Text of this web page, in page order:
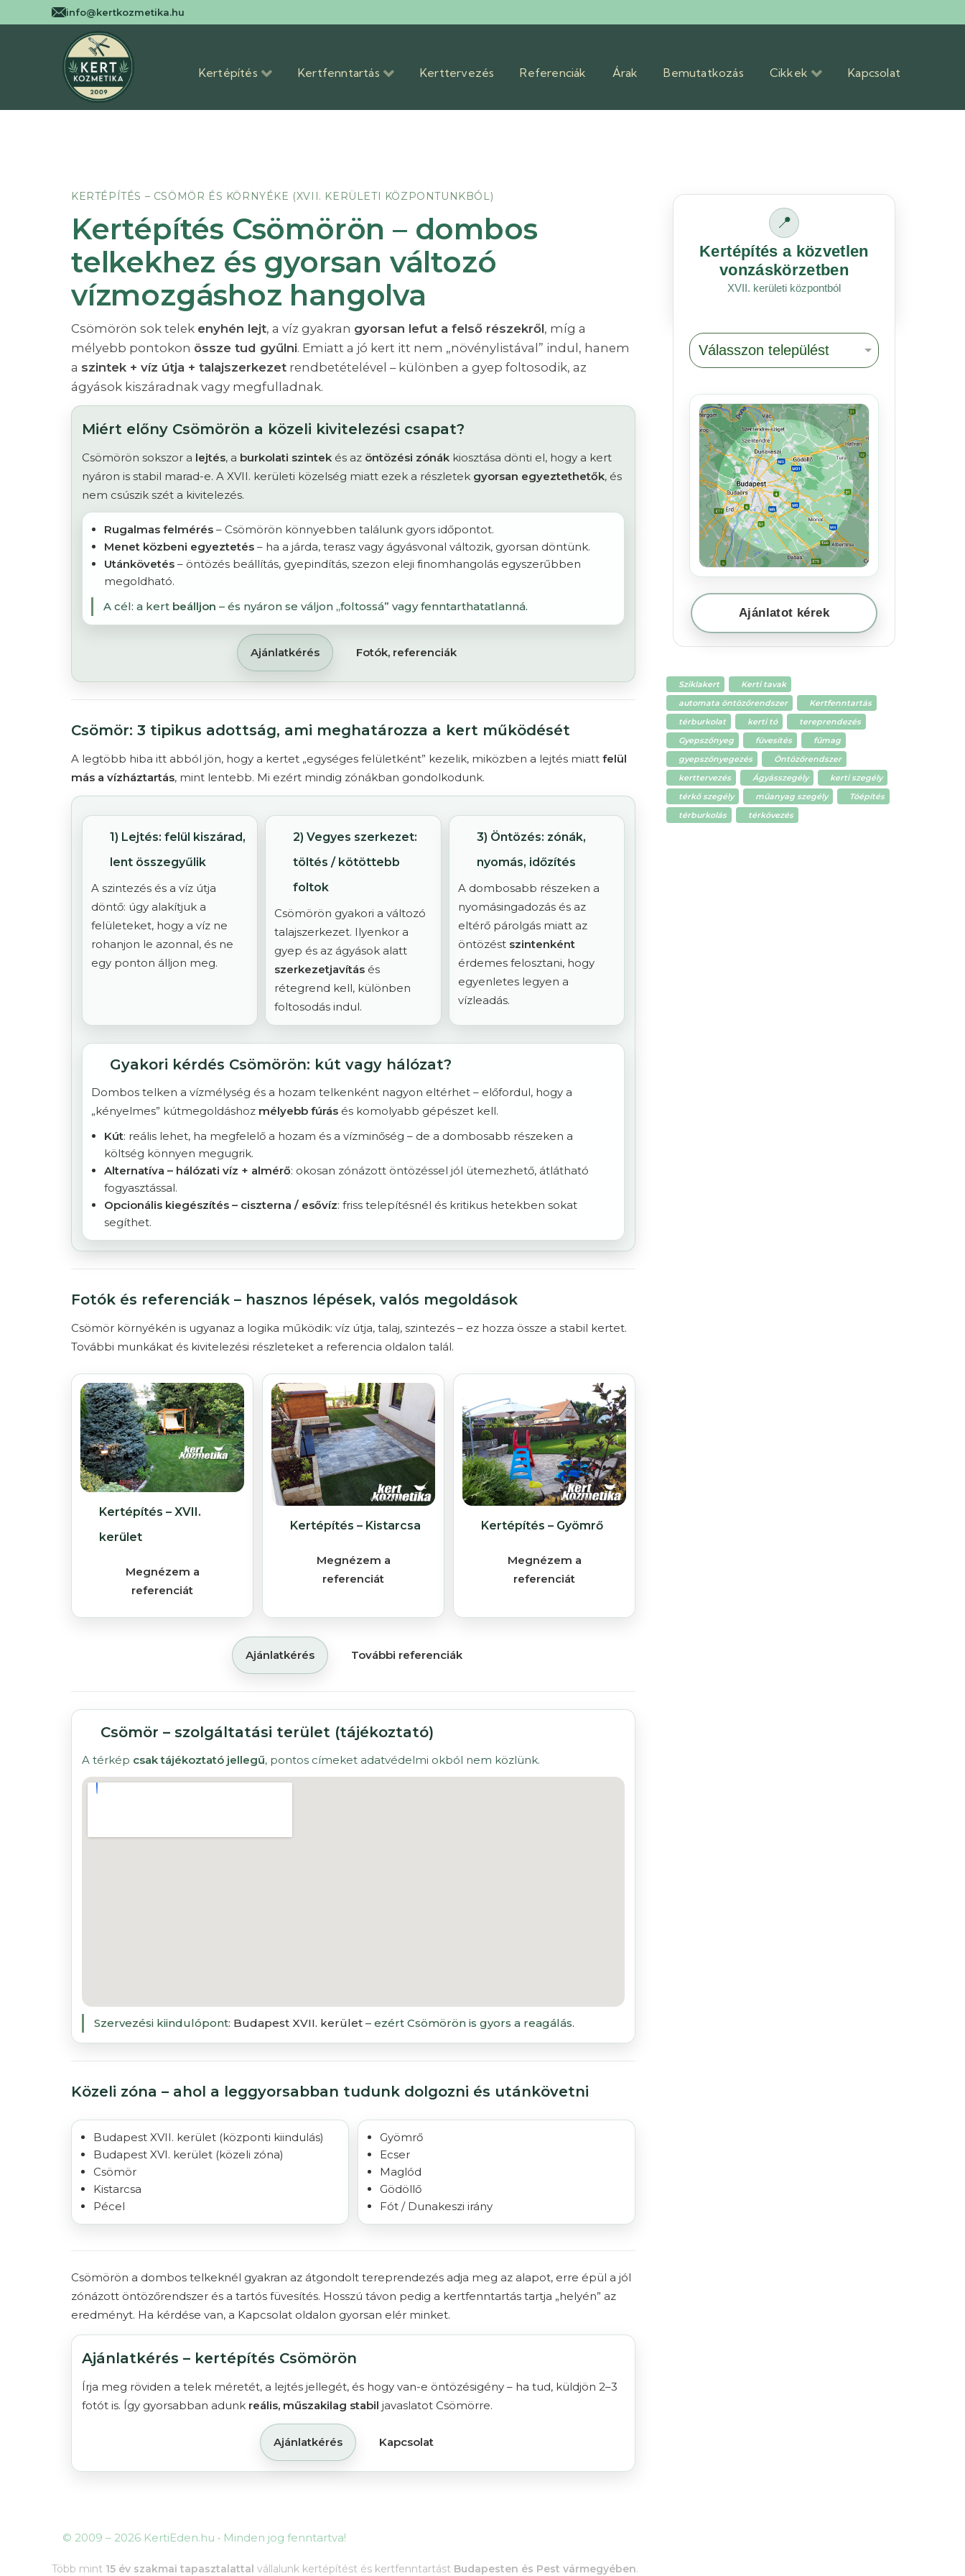
info@kertkozmetika.hu
Kertépítés Kertfenntartás Kerttervezés Referenciák Árak Bemutatkozás Cikkek Kapcsolat
KERTÉPÍTÉS – CSÖMÖR ÉS KÖRNYÉKE (XVII. KERÜLETI KÖZPONTUNKBÓL)
Kertépítés Csömörön – dombos
telkekhez és gyorsan változó
vízmozgáshoz hangolva
Csömörön sok telek enyhén lejt, a víz gyakran gyorsan lefut a felső részekről, míg a
mélyebb pontokon össze tud gyűlni. Emiatt a jó kert itt nem „növénylistával” indul, hanem
a szintek + víz útja + talajszerkezet rendbetételével – különben a gyep foltosodik, az
ágyások kiszáradnak vagy megfulladnak.
Miért előny Csömörön a közeli kivitelezési csapat?
Csömörön sokszor a lejtés, a burkolati szintek és az öntözési zónák kiosztása dönti el, hogy a kert
nyáron is stabil marad-e. A XVII. kerületi közelség miatt ezek a részletek gyorsan egyeztethetők, és
nem csúszik szét a kivitelezés.
Rugalmas felmérés – Csömörön könnyebben találunk gyors időpontot.
Menet közbeni egyeztetés – ha a járda, terasz vagy ágyásvonal változik, gyorsan döntünk.
Utánkövetés – öntözés beállítás, gyepindítás, szezon eleji finomhangolás egyszerűbben
megoldható.
A cél: a kert beálljon – és nyáron se váljon „foltossá” vagy fenntarthatatlanná.
Ajánlatkérés Fotók, referenciák
Csömör: 3 tipikus adottság, ami meghatározza a kert működését
A legtöbb hiba itt abból jön, hogy a kertet „egységes felületként” kezelik, miközben a lejtés miatt felül
más a vízháztartás, mint lentebb. Mi ezért mindig zónákban gondolkodunk.
1) Lejtés: felül kiszárad,
lent összegyűlik
A szintezés és a víz útja
döntő: úgy alakítjuk a
felületeket, hogy a víz ne
rohanjon le azonnal, és ne
egy ponton álljon meg.
2) Vegyes szerkezet:
töltés / kötöttebb
foltok
Csömörön gyakori a változó
talajszerkezet. Ilyenkor a
gyep és az ágyások alatt
szerkezetjavítás és
rétegrend kell, különben
foltosodás indul.
3) Öntözés: zónák,
nyomás, időzítés
A dombosabb részeken a
nyomásingadozás és az
eltérő párolgás miatt az
öntözést szintenként
érdemes felosztani, hogy
egyenletes legyen a
vízleadás.
Gyakori kérdés Csömörön: kút vagy hálózat?
Dombos telken a vízmélység és a hozam telkenként nagyon eltérhet – előfordul, hogy a
„kényelmes” kútmegoldáshoz mélyebb fúrás és komolyabb gépészet kell.
Kút: reális lehet, ha megfelelő a hozam és a vízminőség – de a dombosabb részeken a
költség könnyen megugrik.
Alternatíva – hálózati víz + almérő: okosan zónázott öntözéssel jól ütemezhető, átlátható
fogyasztással.
Opcionális kiegészítés – ciszterna / esővíz: friss telepítésnél és kritikus hetekben sokat
segíthet.
Fotók és referenciák – hasznos lépések, valós megoldások
Csömör környékén is ugyanaz a logika működik: víz útja, talaj, szintezés – ez hozza össze a stabil kertet.
További munkákat és kivitelezési részleteket a referencia oldalon talál.
Kertépítés – XVII.
kerület
Megnézem a
referenciát
Kertépítés – Kistarcsa
Megnézem a
referenciát
Kertépítés – Gyömrő
Megnézem a
referenciát
Ajánlatkérés További referenciák
Csömör – szolgáltatási terület (tájékoztató)
A térkép csak tájékoztató jellegű, pontos címeket adatvédelmi okból nem közlünk.
Szervezési kiindulópont: Budapest XVII. kerület – ezért Csömörön is gyors a reagálás.
Közeli zóna – ahol a leggyorsabban tudunk dolgozni és utánkövetni
Budapest XVII. kerület (központi kiindulás)
Budapest XVI. kerület (közeli zóna)
Csömör
Kistarcsa
Pécel
Gyömrő
Ecser
Maglód
Gödöllő
Fót / Dunakeszi irány
Csömörön a dombos telkeknél gyakran az átgondolt tereprendezés adja meg az alapot, erre épül a jól
zónázott öntözőrendszer és a tartós füvesítés. Hosszú távon pedig a kertfenntartás tartja „helyén” az
eredményt. Ha kérdése van, a Kapcsolat oldalon gyorsan elér minket.
Ajánlatkérés – kertépítés Csömörön
Írja meg röviden a telek méretét, a lejtés jellegét, és hogy van-e öntözésigény – ha tud, küldjön 2–3
fotót is. Így gyorsabban adunk reális, műszakilag stabil javaslatot Csömörre.
Ajánlatkérés Kapcsolat
📍
Kertépítés a közvetlen
vonzáskörzetben
XVII. kerületi központból
Ajánlatot kérek
Sziklakert
Kerti tavak
automata öntözőrendszer
Kertfenntartás
térburkolat
kerti tó
tereprendezés
Gyepszőnyeg
füvesítés
fűmag
gyepszőnyegezés
Öntözőrendszer
kerttervezés
Ágyásszegély
kerti szegély
térkő szegély
műanyag szegély
Tóépítés
térburkolás
térkövezés
© 2009 – 2026 KertiEden.hu • Minden jog fenntartva!
Több mint 15 év szakmai tapasztalattal vállalunk kertépítést és kertfenntartást Budapesten és Pest vármegyében.